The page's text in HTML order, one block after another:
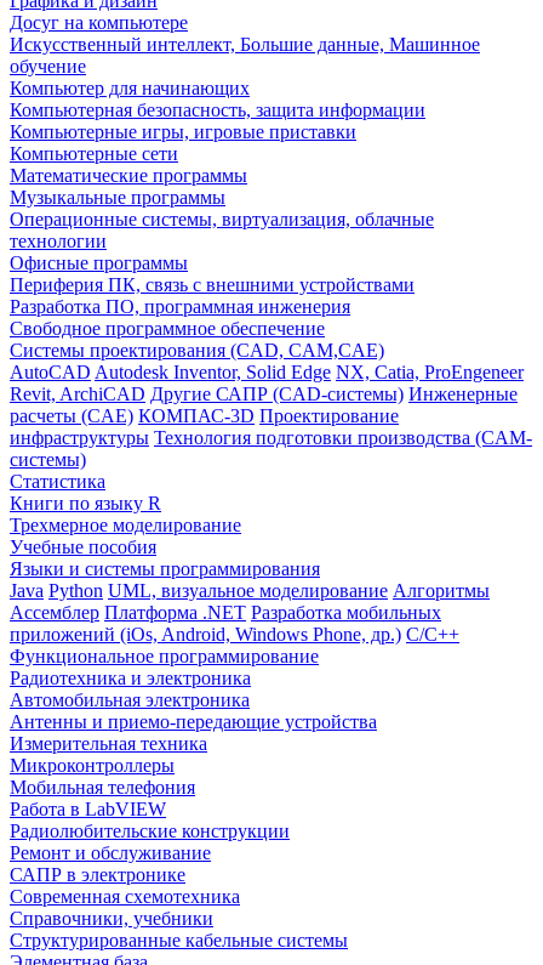
Досуг на компьютере
Искусственный интеллект, Большие данные, Машинное
обучение
Компьютер для начинающих
Компьютерная безопасность, защита информации
Компьютерные игры, игровые приставки
Компьютерные сети
Математические программы
Музыкальные программы
Операционные системы, виртуализация, облачные
технологии
Офисные программы
Периферия ПК, связь с внешними устройствами
Разработка ПО, программная инженерия
Свободное программное обеспечение
Системы проектирования (CAD, CAM,CAE)
AutoCAD Autodesk Inventor, Solid Edge NX, Catia, ProEngeneer
Revit, ArchiCAD Другие САПР (CAD-системы) Инженерные
расчеты (CAE) КОМПАС-3D Проектирование
инфраструктуры Технология подготовки производства (CAM-
системы)
Статистика
Книги по языку R
Трехмерное моделирование
Учебные пособия
Языки и системы программирования
Java Python UML, визуальное моделирование Алгоритмы
Ассемблер Платформа .NET Разработка мобильных
приложений (iOs, Android, Windows Phone, др.) С/С++
Функциональное программирование
Радиотехника и электроника
Автомобильная электроника
Антенны и приемо-передающие устройства
Измерительная техника
Микроконтроллеры
Мобильная телефония
Работа в LabVIEW
Радиолюбительские конструкции
Ремонт и обслуживание
САПР в электронике
Современная схемотехника
Справочники, учебники
Структурированные кабельные системы